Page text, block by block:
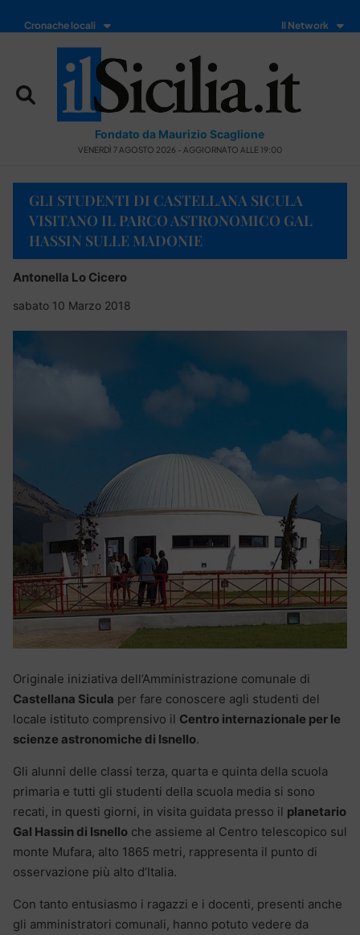
Cronache locali Il Network
Fondato da Maurizio Scaglione
VENERDÌ 7 AGOSTO 2026 - AGGIORNATO ALLE 19:00
GLI STUDENTI DI CASTELLANA SICULA
VISITANO IL PARCO ASTRONOMICO GAL
HASSIN SULLE MADONIE
Antonella Lo Cicero
sabato 10 Marzo 2018
Originale iniziativa dell’Amministrazione comunale di
Castellana Sicula per fare conoscere agli studenti del
locale istituto comprensivo il Centro internazionale per le
scienze astronomiche di Isnello.
Gli alunni delle classi terza, quarta e quinta della scuola
primaria e tutti gli studenti della scuola media si sono
recati, in questi giorni, in visita guidata presso il planetario
Gal Hassin di Isnello che assieme al Centro telescopico sul
monte Mufara, alto 1865 metri, rappresenta il punto di
osservazione più alto d’Italia.
Con tanto entusiasmo i ragazzi e i docenti, presenti anche
gli amministratori comunali, hanno potuto vedere da